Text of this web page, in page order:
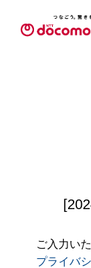
ご入力い
プライバ